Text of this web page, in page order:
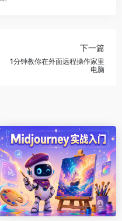
下一篇
1分钟教你在外面远程操作家里
电脑